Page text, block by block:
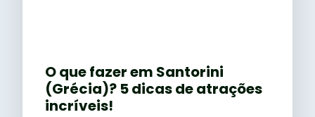
O que fazer em Santorini
(Grécia)? 5 dicas de atrações
incríveis!